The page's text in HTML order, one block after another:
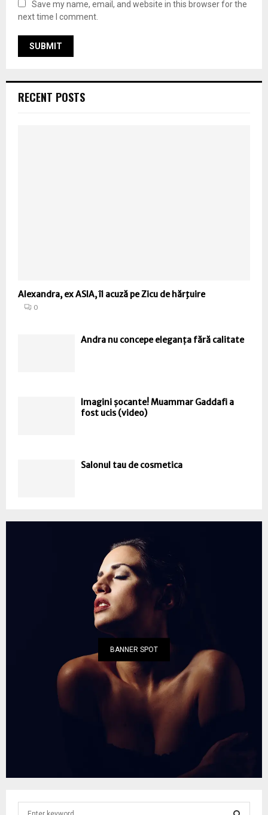
Save my name, email, and website in this browser for the
next time I comment.
RECENT POSTS
Alexandra, ex ASIA, îl acuză pe Zicu de hărţuire
0
Andra nu concepe eleganța fără calitate
Imagini șocante! Muammar Gaddafi a
fost ucis (video)
Salonul tau de cosmetica
BANNER SPOT